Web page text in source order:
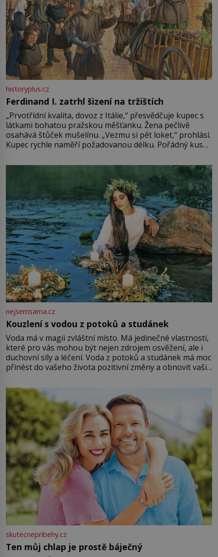
historyplus.cz
Ferdinand I. zatrhl šizení na tržištích
„Prvotřídní kvalita, dovoz z Itálie,“ přesvědčuje kupec s
látkami bohatou pražskou měšťanku. Žena pečlivě
osahává štůček mušelínu. „Vezmu si pět loket,“ prohlásí.
Kupec rychle naměří požadovanou délku. Pořádný kus
milostpaní. Stačí jenom na sukni,“ zhodnotí švadlena
množství růžového mušelínu. „Ošidili vás, podívejte.“
Vezme do ruky dřevěnou
nejsemsama.cz
Kouzlení s vodou z potoků a studánek
Voda má v magii zvláštní místo. Má jedinečné vlastnosti,
které pro vás mohou být nejen zdrojem osvěžení, ale i
duchovní síly a léčení. Voda z potoků a studánek má moc
přinést do vašeho života pozitivní změny a obnovit vaši
můžete obohatit své rituály a přinést do svého života
větší harmonii a klid. Je důležité
skutecnepribehy.cz
Ten můj chlap je prostě báječný